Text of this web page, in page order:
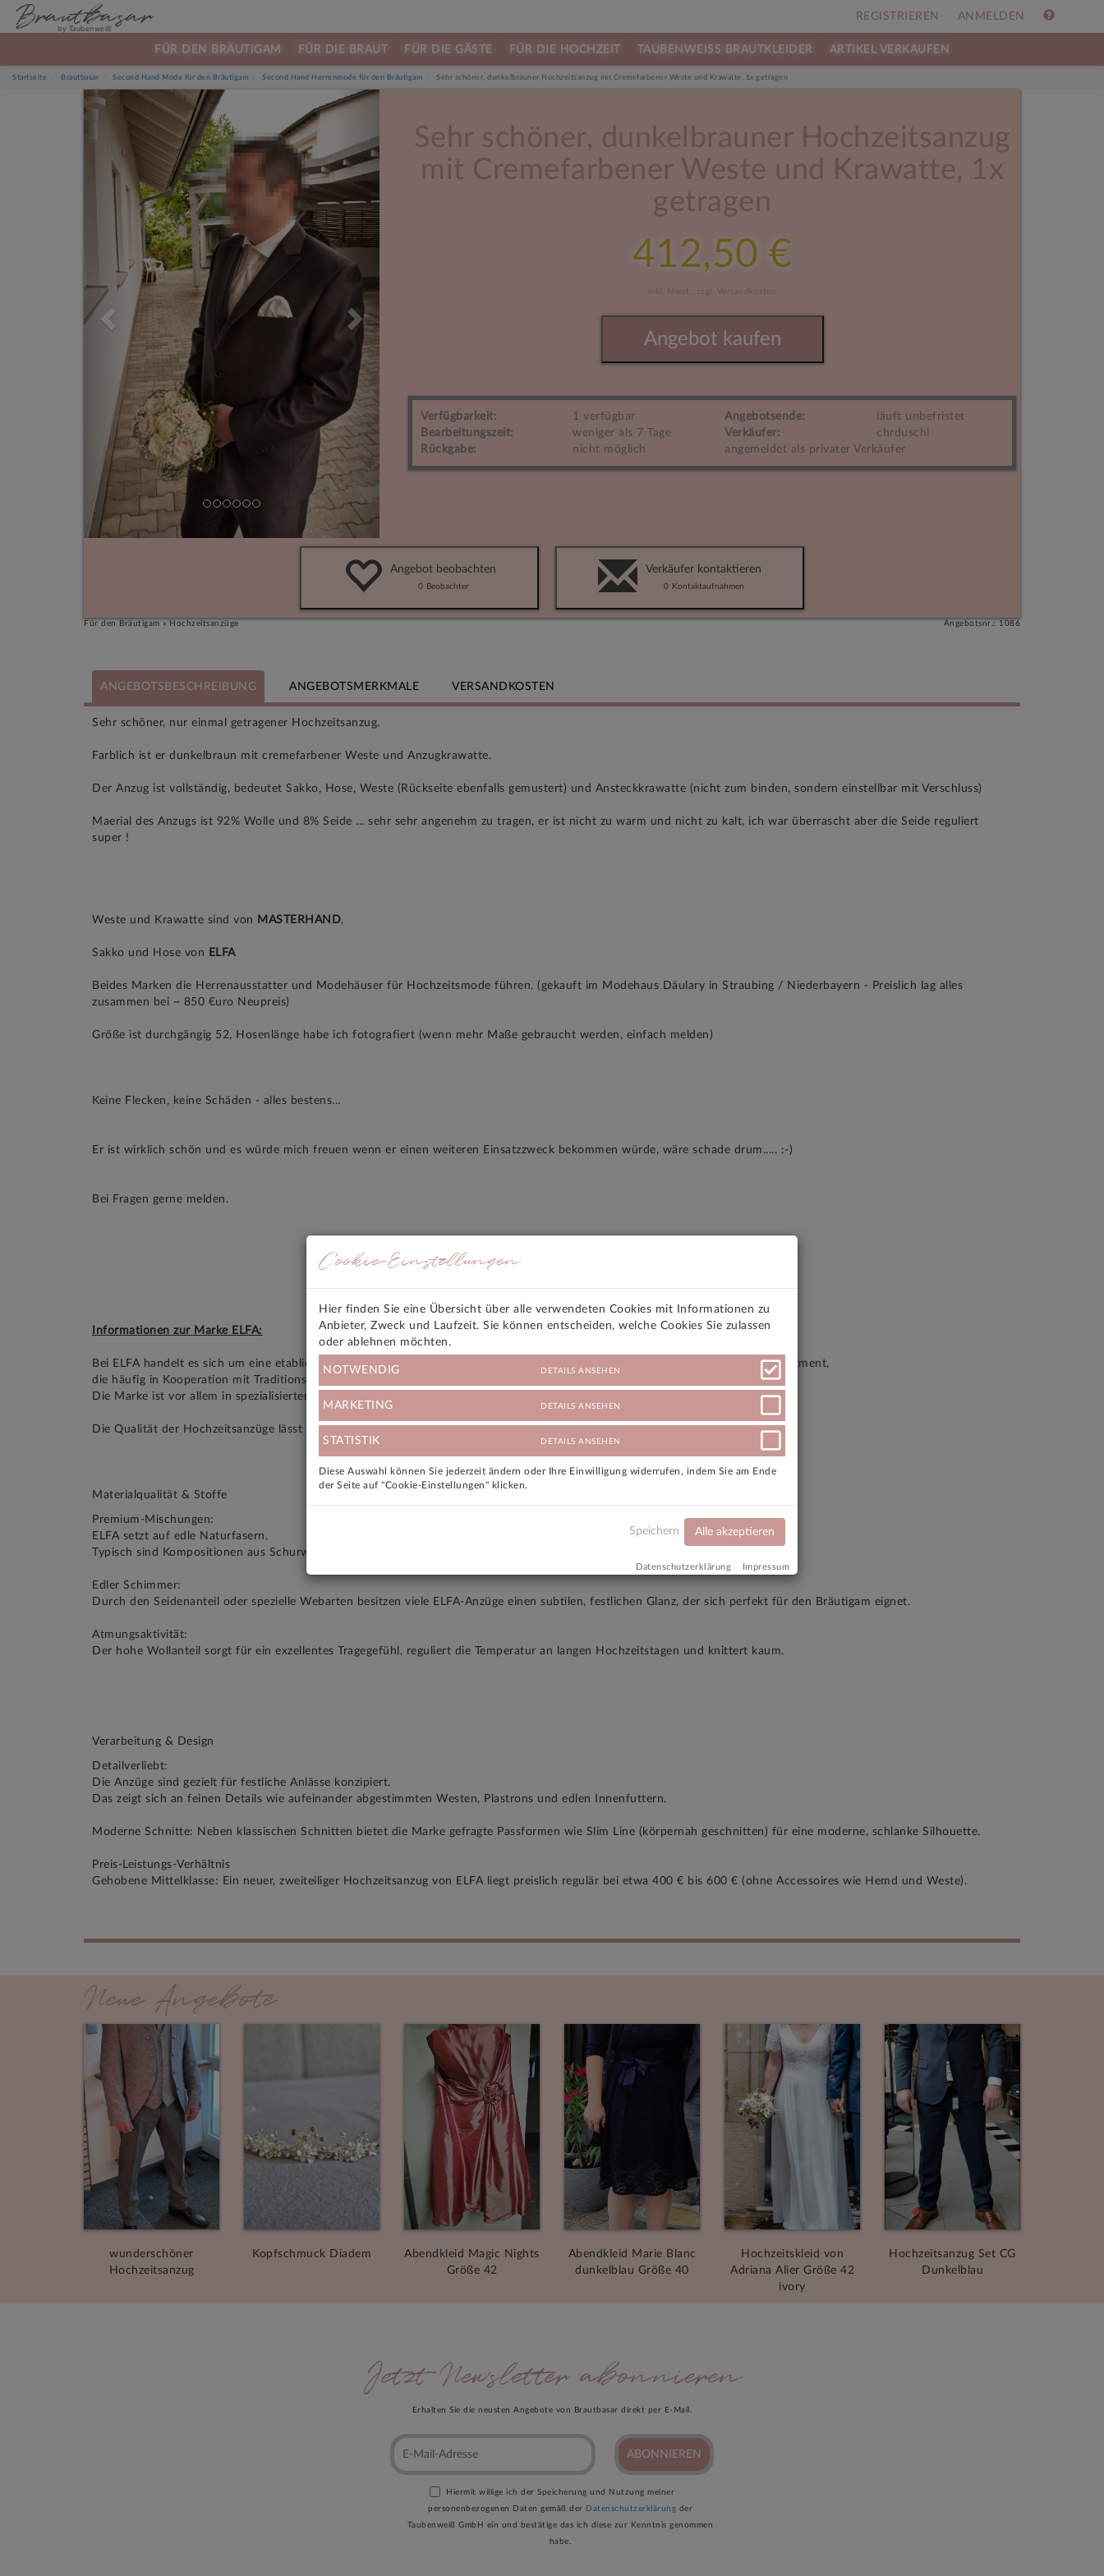
REGISTRIEREN ANMELDEN
FÜR DEN BRÄUTIGAM FÜR DIE BRAUT FÜR DIE GÄSTE FÜR DIE HOCHZEIT TAUBENWEISS BRAUTKLEIDER ARTIKEL VERKAUFEN
Brautbasar
by Taubenweiß
Startseite Brautbasar Second Hand Mode für den Bräutigam Second Hand Herrenmode für den Bräutigam Sehr schöner, dunkelbrauner Hochzeitsanzug mit Cremefarbener Weste und Krawatte, 1x getragen
Previous
Sehr schöner, dunkelbrauner Hochzeitsanzug
mit Cremefarbener Weste und Krawatte, 1x
getragen
412,50 €
inkl. Mwst., zzgl. Versandkosten
Angebot kaufen
Verfügbarkeit: 1 verfügbar Angebotsende:
läuft unbefristet
Bearbeitungszeit:
weniger als 7 Tage Verkäufer:
chrduschl
Rückgabe:
nicht möglich angemeldet als privater Verkäufer
Angebot beobachten
0 Beobachter
Verkäufer kontaktieren
0 Kontaktaufnahmen
Für den Bräutigam » Hochzeitsanzüge Angebotsnr.: 1086
ANGEBOTSBESCHREIBUNG ANGEBOTSMERKMALE VERSANDKOSTEN
Sehr schöner, nur einmal getragener Hochzeitsanzug.
Farblich ist er dunkelbraun mit cremefarbener Weste und Anzugkrawatte.
Der Anzug ist vollständig, bedeutet Sakko, Hose, Weste (Rückseite ebenfalls gemustert) und Ansteckkrawatte (nicht zum binden, sondern einstellbar mit Verschluss)
Maerial des Anzugs ist 92% Wolle und 8% Seide ... sehr sehr angenehm zu tragen, er ist nicht zu warm und nicht zu kalt, ich war überrascht aber die Seide reguliert
super !
Weste und Krawatte sind von MASTERHAND,
Sakko und Hose von ELFA
Beides Marken die Herrenausstatter und Modehäuser für Hochzeitsmode führen. (gekauft im Modehaus Däulary in Straubing / Niederbayern - Preislich lag alles
zusammen bei ~ 850 €uro Neupreis)
Größe ist durchgängig 52, Hosenlänge habe ich fotografiert (wenn mehr Maße gebraucht werden, einfach melden)
Keine Flecken, keine Schäden - alles bestens...
Er ist wirklich schön und es würde mich freuen wenn er einen weiteren Einsatzzweck bekommen würde, wäre schade drum..... :-)
Bei Fragen gerne melden.
Informationen zur Marke ELFA:
Bei ELFA handelt es sich um eine etablierte Designermarke für festliche Herrenmode und Hochzeitsanzüge im gehobenen Preissegment,
die häufig in Kooperation mit Traditionsherstellern wie Wilvorst vertrieben wird.
Die Marke ist vor allem in spezialisierten Braut- und Bräutigam-Fachgeschäften erhältlich.
Die Qualität der Hochzeitsanzüge lässt sich anhand folgender Kriterien zusammenfassen:
Materialqualität & Stoffe
Premium-Mischungen:
ELFA setzt auf edle Naturfasern.
Typisch sind Kompositionen aus Schurwolle und Seide (z. B. 80 % Wolle / 20 % Seide).
Edler Schimmer:
Durch den Seidenanteil oder spezielle Webarten besitzen viele ELFA-Anzüge einen subtilen, festlichen Glanz, der sich perfekt für den Bräutigam eignet.
Atmungsaktivität:
Der hohe Wollanteil sorgt für ein exzellentes Tragegefühl, reguliert die Temperatur an langen Hochzeitstagen und knittert kaum.
Verarbeitung & Design
Detailverliebt:
Die Anzüge sind gezielt für festliche Anlässe konzipiert.
Das zeigt sich an feinen Details wie aufeinander abgestimmten Westen, Plastrons und edlen Innenfuttern.
Moderne Schnitte: Neben klassischen Schnitten bietet die Marke gefragte Passformen wie Slim Line (körpernah geschnitten) für eine moderne, schlanke Silhouette.
Preis-Leistungs-Verhältnis
Gehobene Mittelklasse: Ein neuer, zweiteiliger Hochzeitsanzug von ELFA liegt preislich regulär bei etwa 400 € bis 600 € (ohne Accessoires wie Hemd und Weste).
Neue Angebote
wunderschöner
Hochzeitsanzug
Kopfschmuck Diadem
Abendkleid Magic Nights
Größe 42
Abendkleid Marie Blanc
dunkelblau Größe 40
Hochzeitskleid von
Adriana Alier Größe 42
ivory
Hochzeitsanzug Set CG
Dunkelblau
Jetzt Newsletter abonnieren
Erhalten Sie die neusten Angebote von Brautbasar direkt per E-Mail.
ABONNIEREN
Hiermit willige ich der Speicherung und Nutzung meiner
personenbezogenen Daten gemäß der Datenschutzerklärung der
Taubenweiß GmbH ein und bestätige das ich diese zur Kenntnis genommen
habe.
Cookie-Einstellungen
Hier finden Sie eine Übersicht über alle verwendeten Cookies mit Informationen zu
Anbieter, Zweck und Laufzeit. Sie können entscheiden, welche Cookies Sie zulassen
oder ablehnen möchten.
NOTWENDIG DETAILS ANSEHEN
MARKETING DETAILS ANSEHEN
STATISTIK DETAILS ANSEHEN
Diese Auswahl können Sie jederzeit ändern oder Ihre Einwilligung widerrufen, indem Sie am Ende
der Seite auf "Cookie-Einstellungen" klicken.
Speichern Alle akzeptieren
Datenschutzerklärung Impressum